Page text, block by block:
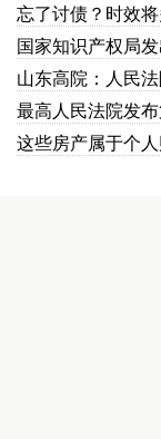
忘了讨债？时效
国家知识产权局
山东高院：人民
最高人民法院发
这些房产属于个